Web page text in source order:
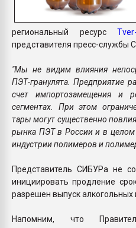
региональный ресурс
представителя пресс-службы
"Мы не видим влияния
ПЭТ-гранулята. Предприятие
счет импортозамещения и
сегментах. При этом
тары могут существенно
рынка ПЭТ в России и в
индустрии полимеров и
Представитель СИБУРа не
инициировать продление
разрешен выпуск алкогольных
Напомним, что